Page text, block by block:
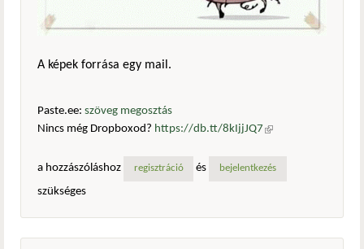
A képek forrása egy mail.
Paste.ee: szöveg megosztás
Nincs még Dropboxod? https://db.tt/8kIjjJQ7 (külső
a hozzászóláshoz
regisztráció és bejelentkezés
szükséges